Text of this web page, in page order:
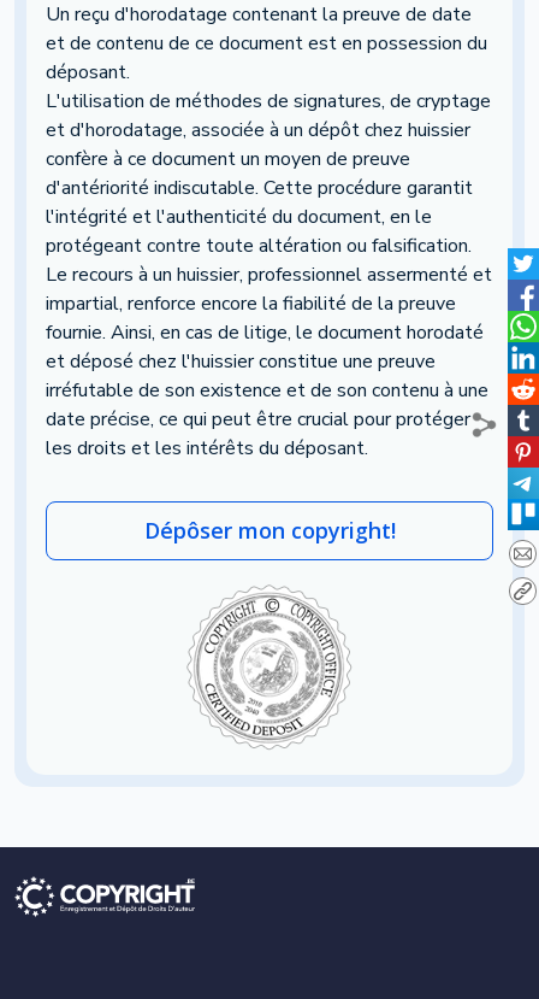
Un reçu d'horodatage contenant la preuve de date
et de contenu de ce document est en possession du
déposant.
L'utilisation de méthodes de signatures, de cryptage
et d'horodatage, associée à un dépôt chez huissier
confère à ce document un moyen de preuve
d'antériorité indiscutable. Cette procédure garantit
l'intégrité et l'authenticité du document, en le
protégeant contre toute altération ou falsification.
Le recours à un huissier, professionnel assermenté et
impartial, renforce encore la fiabilité de la preuve
fournie. Ainsi, en cas de litige, le document horodaté
et déposé chez l'huissier constitue une preuve
irréfutable de son existence et de son contenu à une
date précise, ce qui peut être crucial pour protéger
les droits et les intérêts du déposant.
Dépôser mon copyright!